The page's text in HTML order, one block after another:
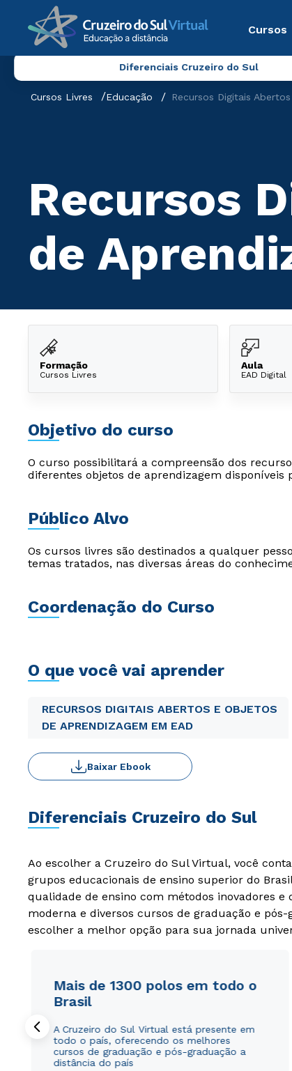
Cursos
Diferenciais Cruzeiro do Sul
Cursos Livres Educação Recursos Digitais
Recursos
de
Formação
Cursos Livres
Aula
EAD Digital
Objetivo do curso
O curso possibilitará a compreensão dos
diferentes objetos de aprendizagem disponíveis
Público Alvo
Os cursos livres são destinados a qualquer
temas tratados, nas diversas áreas do
Coordenação do Curso
O que você vai aprender
RECURSOS DIGITAIS ABERTOS E OBJETOS
DE APRENDIZAGEM EM EAD
Baixar Ebook
Diferenciais Cruzeiro do Sul
Ao escolher a Cruzeiro do Sul Virtual, você
grupos educacionais de ensino superior do
qualidade de ensino com métodos inovadores
moderna e diversos cursos de graduação e
escolher a melhor opção para sua jornada
Mais de 1300 polos em todo o
Brasil
A Cruzeiro do Sul Virtual está presente em
todo o país, oferecendo os melhores
cursos de graduação e pós-graduação a
distância do país